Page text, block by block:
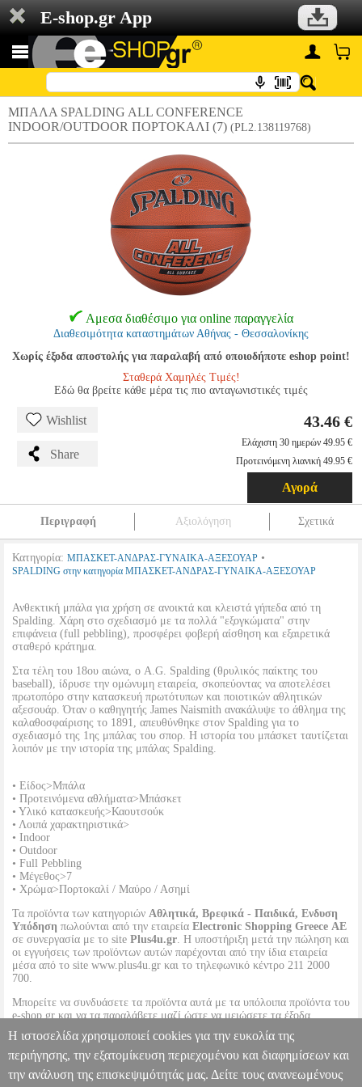
E-shop.gr App
ΜΠΑΛΑ SPALDING ALL CONFERENCE
INDOOR/OUTDOOR ΠΟΡΤΟΚΑΛΙ (7) (PL2.138119768)
Αμεσα διαθέσιμο για online παραγγελία
Διαθεσιμότητα καταστημάτων Αθήνας - Θεσσαλονίκης
Χωρίς έξοδα αποστολής για παραλαβή από οποιοδήποτε eshop point!
Σταθερά Χαμηλές Τιμές!
Εδώ θα βρείτε κάθε μέρα τις πιο ανταγωνιστικές τιμές
Wishlist
Share
43.46 €
Ελάχιστη 30 ημερών 49.95 €
Προτεινόμενη λιανική 49.95 €
Αγορά
Περιγραφή Αξιολόγηση Σχετικά
Κατηγορία: ΜΠΑΣΚΕΤ-ΑΝΔΡΑΣ-ΓΥΝΑΙΚΑ-ΑΞΕΣΟΥΑΡ •
SPALDING στην κατηγορία ΜΠΑΣΚΕΤ-ΑΝΔΡΑΣ-ΓΥΝΑΙΚΑ-ΑΞΕΣΟΥΑΡ
Ανθεκτική μπάλα για χρήση σε ανοικτά και κλειστά γήπεδα από τη
Spalding. Χάρη στο σχεδιασμό με τα πολλά "εξογκώματα" στην
επιφάνεια (full pebbling), προσφέρει φοβερή αίσθηση και εξαιρετικά
σταθερό κράτημα.
Στα τέλη του 18ου αιώνα, ο A.G. Spalding (θρυλικός παίκτης του
baseball), ίδρυσε την ομώνυμη εταιρεία, σκοπεύοντας να αποτελέσει
πρωτοπόρο στην κατασκευή πρωτότυπων και ποιοτικών αθλητικών
αξεσουάρ. Όταν ο καθηγητής James Naismith ανακάλυψε το άθλημα της
καλαθοσφαίρισης το 1891, απευθύνθηκε στον Spalding για το
σχεδιασμό της 1ης μπάλας του σπορ. Η ιστορία του μπάσκετ ταυτίζεται
λοιπόν με την ιστορία της μπάλας Spalding.
• Είδος>Μπάλα
• Προτεινόμενα αθλήματα>Μπάσκετ
• Υλικό κατασκευής>Καουτσούκ
• Λοιπά χαρακτηριστικά>
• Indoor
• Outdoor
• Full Pebbling
• Μέγεθος>7
• Χρώμα>Πορτοκαλί / Μαύρο / Ασημί
Τα προϊόντα των κατηγοριών Αθλητικά, Βρεφικά - Παιδικά, Ενδυση
Υπόδηση πωλούνται από την εταιρεία Electronic Shopping Greece ΑΕ
σε συνεργασία με το site Plus4u.gr. Η υποστήριξη μετά την πώληση και
οι εγγυήσεις των προϊόντων αυτών παρέχονται από την ίδια εταιρεία
μέσα από το site www.plus4u.gr και το τηλεφωνικό κέντρο 211 2000
700.
Μπορείτε να συνδυάσετε τα προϊόντα αυτά με τα υπόλοιπα προϊόντα του
e-shop.gr και να τα παραλάβετε μαζί ώστε να μειώσετε τα έξοδα
αποστολής. Μπορείτε επίσης να παραλάβετε από οποιοδήποτε eshop
point με μηδενικά έξοδα αποστολής ανεξαρτήτως ύψους παραγγελίας!
ΜΠΑΛΑ SPALDING ALL CONFERENCE INDOOR/OUTDOOR
Η ιστοσελίδα χρησιμοποιεί cookies για την ευκολία της
περιήγησης, την εξατομίκευση περιεχομένου και διαφημίσεων και
την ανάλυση της επισκεψιμότητάς μας. Δείτε τους ανανεωμένους